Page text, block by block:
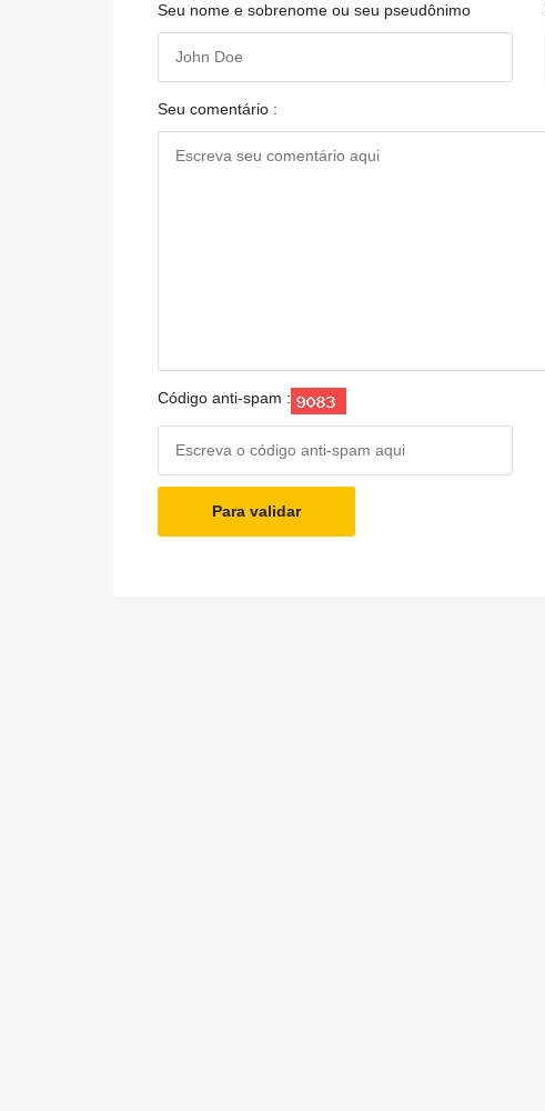
Seu nome e sobrenome ou seu pseudônimo
Seu comentário :
Código anti-spam :
Para validar